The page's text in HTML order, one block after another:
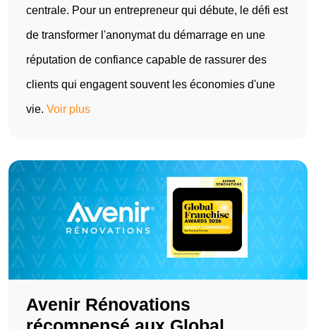
centrale. Pour un entrepreneur qui débute, le défi est
de transformer l'anonymat du démarrage en une
réputation de confiance capable de rassurer des
clients qui engagent souvent les économies d'une
vie. Voir plus
Avenir Rénovations